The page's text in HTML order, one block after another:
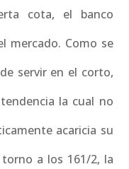
cota, el banco
mercado. Como se
servir en el corto,
la cual no
acaricia su
a los 161/2, la